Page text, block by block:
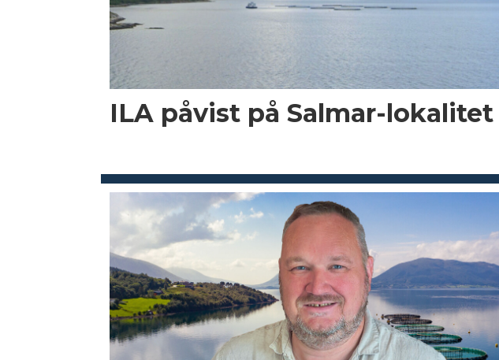
ILA påvist på Salmar-lokalitet